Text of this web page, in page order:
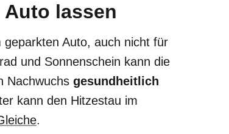
lassen
geparkten Auto, auch nicht für
und Sonnenschein kann die
Nachwuchs gesundheitlich
kann den Hitzestau im
.